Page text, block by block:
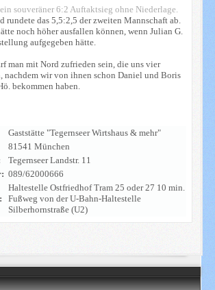
souveräner 6:2 Auftaktsieg ohne Niederlage.
rundete das 5,5:2,5 der zweiten Mannschaft ab.
noch höher ausfallen können, wenn Julian G.
aufgegeben hätte.
man mit Nord zufrieden sein, die uns vier
nachdem wir von ihnen schon Daniel und Boris
bekommen haben.
Gaststätte "Tegernseer Wirtshaus & mehr"
81541 München
Tegernseer Landstr. 11
089/62000666
Haltestelle Ostfriedhof Tram 25 oder 27 10 min.
Fußweg von der U-Bahn-Haltestelle
Silberhornstraße (U2)